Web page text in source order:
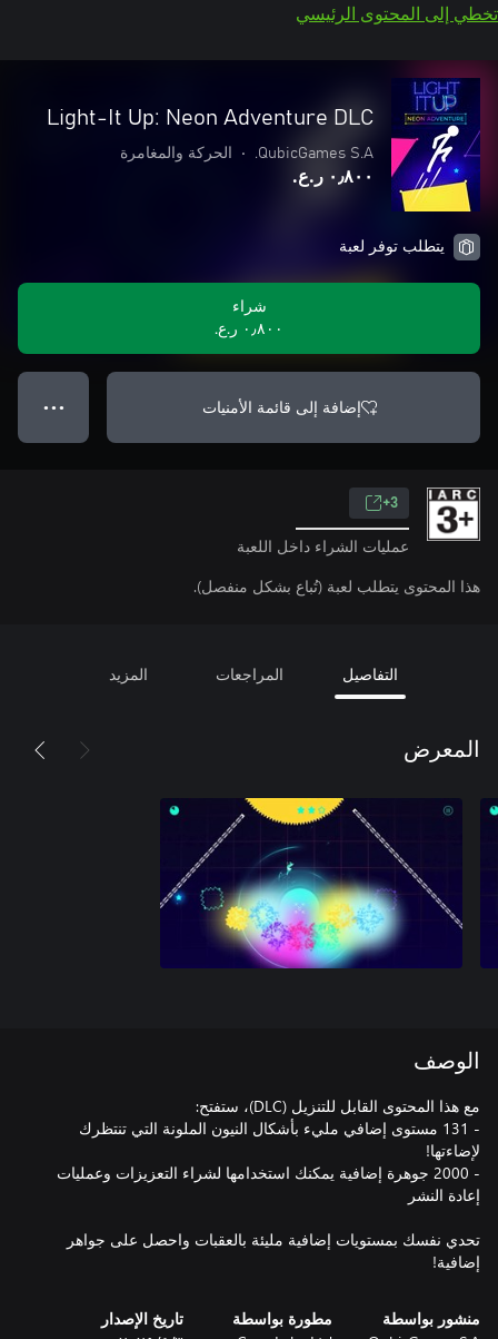
تخطي إلى المحتوى الرئيسي
Light-It Up: Neon Adventure DLC
QubicGames S.A.
• الحركة والمغامرة
٠٫٨٠٠ ر.ع.‏
يتطلب توفر لعبة
شراء
٠٫٨٠٠ ر.ع.‏
إضافة إلى قائمة الأمنيات ● ● ●
3+
عمليات الشراء داخل اللعبة
هذا المحتوى يتطلب لعبة (تُباع بشكل منفصل).
التفاصيل المراجعات المزيد
المعرض
الوصف
- 131 مستوى إضافي مليء بأشكال النيون الملونة التي تنتظرك
- 2000 جوهرة إضافية يمكنك استخدامها لشراء التعزيزات وعمليات
تحدي نفسك بمستويات إضافية مليئة بالعقبات واحصل على جواهر
إضافية!
منشور بواسطة مطورة بواسطة تاريخ الإصدار